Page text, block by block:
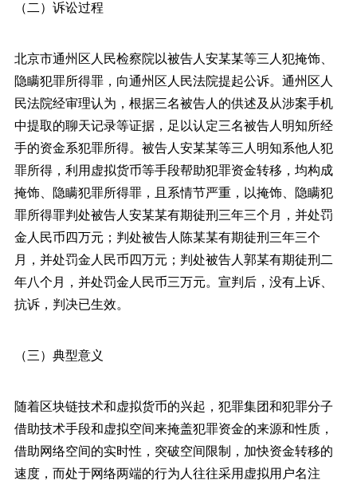
（二）诉讼过程
北京市通州区人民检察院以被告人安某某等三人犯掩饰、
隐瞒犯罪所得罪，向通州区人民法院提起公诉。通州区人
民法院经审理认为，根据三名被告人的供述及从涉案手机
中提取的聊天记录等证据，足以认定三名被告人明知所经
手的资金系犯罪所得。被告人安某某等三人明知系他人犯
罪所得，利用虚拟货币等手段帮助犯罪资金转移，均构成
掩饰、隐瞒犯罪所得罪，且系情节严重，以掩饰、隐瞒犯
罪所得罪判处被告人安某某有期徒刑三年三个月，并处罚
金人民币四万元；判处被告人陈某某有期徒刑三年三个
月，并处罚金人民币四万元；判处被告人郭某有期徒刑二
年八个月，并处罚金人民币三万元。宣判后，没有上诉、
抗诉，判决已生效。
（三）典型意义
随着区块链技术和虚拟货币的兴起，犯罪集团和犯罪分子
借助技术手段和虚拟空间来掩盖犯罪资金的来源和性质，
借助网络空间的实时性，突破空间限制，加快资金转移的
速度，而处于网络两端的行为人往往采用虚拟用户名注